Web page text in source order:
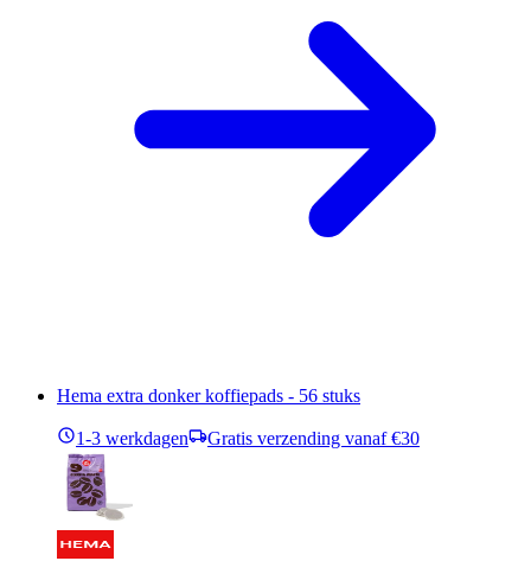
Hema extra donker koffiepads - 56 stuks
1-3 werkdagen Gratis verzending vanaf €30